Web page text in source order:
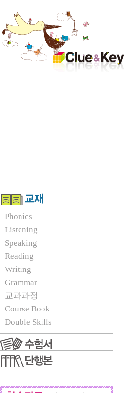
Phonics
Listening
Speaking
Reading
Writing
Grammar
교과과정
Course Book
Double Skills